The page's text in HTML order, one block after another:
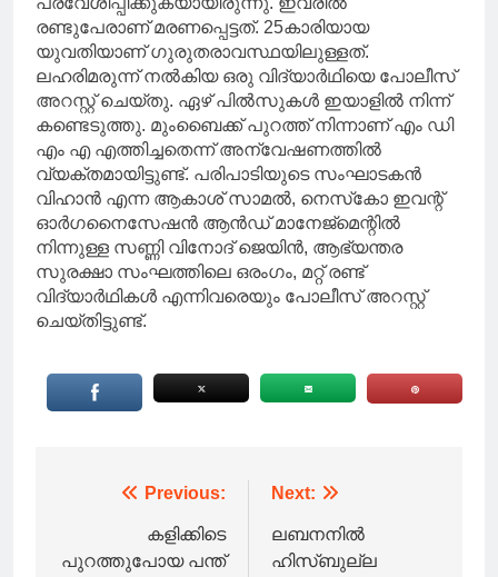
രണ്ടുപേരാണ് മരണപ്പെട്ടത്. 25കാരിയായ
യുവതിയാണ് ഗുരുതരാവസ്ഥയിലുള്ളത്.
ലഹരിമരുന്ന് നല്‍കിയ ഒരു വിദ്യാര്‍ഥിയെ പോലീസ്
അറസ്റ്റ് ചെയ്തു. ഏഴ് പില്‍സുകള്‍ ഇയാളില്‍ നിന്ന്
കണ്ടെടുത്തു. മുംബൈക്ക് പുറത്ത് നിന്നാണ് എം ഡി
എം എ എത്തിച്ചതെന്ന് അന്വേഷണത്തില്‍
വ്യക്തമായിട്ടുണ്ട്. പരിപാടിയുടെ സംഘാടകന്‍
വിഹാന്‍ എന്ന ആകാശ് സാമല്‍, നെസ്‌കോ ഇവന്റ്
ഓര്‍ഗനൈസേഷന്‍ ആന്‍ഡ് മാനേജ്‌മെന്റില്‍
നിന്നുള്ള സണ്ണി വിനോദ് ജെയിന്‍, ആഭ്യന്തര
സുരക്ഷാ സംഘത്തിലെ ഒരംഗം, മറ്റ് രണ്ട്
വിദ്യാര്‍ഥികള്‍ എന്നിവരെയും പോലീസ് അറസ്റ്റ്
ചെയ്തിട്ടുണ്ട്.
navigation
Previous:
കളിക്കിടെ
പുറത്തുപോയ പന്ത്
Next:
ലബനനിൽ
ഹിസ്ബുല്ല